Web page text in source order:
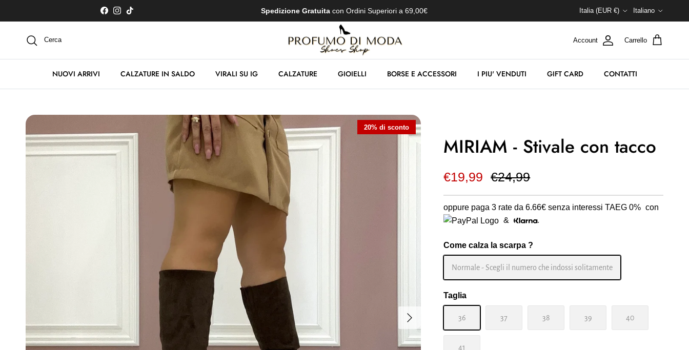
Facebook
Instagram
TikTok Spedizione Gratuitacon Ordini Superiori a 69,00€ Italia (EUR €) Italiano
Cerca Account Carrello
NUOVI ARRIVI CALZATURE IN SALDO VIRALI SU IG CALZATURE GIOIELLI BORSE E ACCESSORI I PIU' VENDUTI GIFT CARD CONTATTI
Avanti
20% di sconto
MIRIAM - Stivale con tacco
€19,99 €24,99
oppure paga 3 rate da6.66€ senza interessi TAEG 0% con
&
Come calza la scarpa ?
Normale - Scegli il numero che indossi solitamente
Taglia
36 37 38 39 40
41